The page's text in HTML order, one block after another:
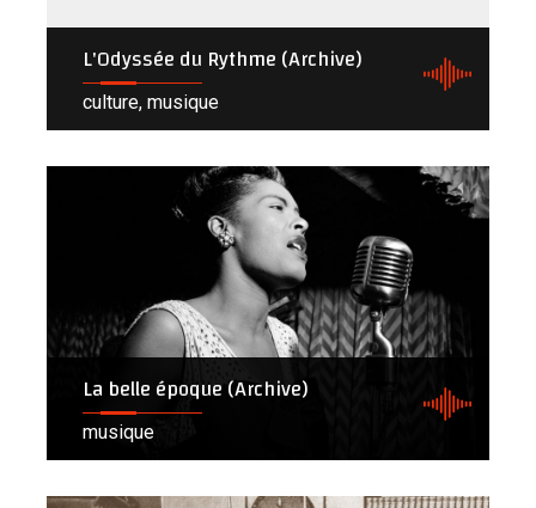
L'Odyssée du Rythme (Archive)
culture, musique
La belle époque (Archive)
musique